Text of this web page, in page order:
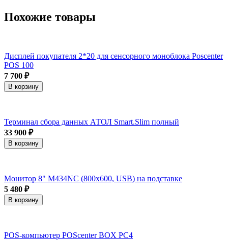
Похожие товары
Дисплей покупателя 2*20 для сенсорного моноблока Poscenter
POS 100
7 700 ₽
В корзину
Терминал сбора данных АТОЛ Smart.Slim полный
33 900 ₽
В корзину
Монитор 8" M434NC (800x600, USB) на подставке
5 480 ₽
В корзину
POS-компьютер POScenter BOX PC4